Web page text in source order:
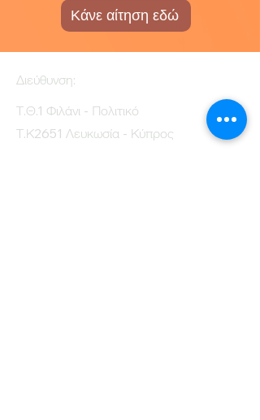
Κάνε αίτηση εδώ
Διεύθυνση:
Τ.Θ.1 Φιλάνι - Πολιτικό
Τ.Κ2651 Λευκωσία - Κύπρος